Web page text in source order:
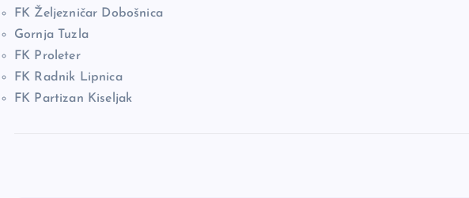
FK Željezničar Dobošnica
Gornja Tuzla
FK Proleter
FK Radnik Lipnica
FK Partizan Kiseljak